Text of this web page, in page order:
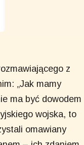
z
„Jak mamy
ma być dowodem
wojska, to
omawiany